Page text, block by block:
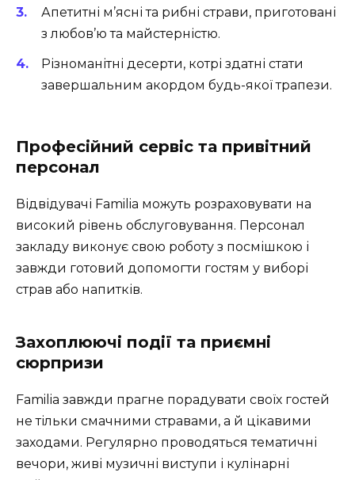
Апетитні м’ясні та рибні страви, приготовані
з любов’ю та майстерністю.
Різноманітні десерти, котрі здатні стати
завершальним акордом будь-якої трапези.
Професійний сервіс та привітний
персонал
Відвідувачі Familia можуть розраховувати на
високий рівень обслуговування. Персонал
закладу виконує свою роботу з посмішкою і
завжди готовий допомогти гостям у виборі
страв або напитків.
Захоплюючі події та приємні
сюрпризи
Familia завжди прагне порадувати своїх гостей
не тільки смачними стравами, а й цікавими
заходами. Регулярно проводяться тематичні
вечори, живі музичні виступи і кулінарні